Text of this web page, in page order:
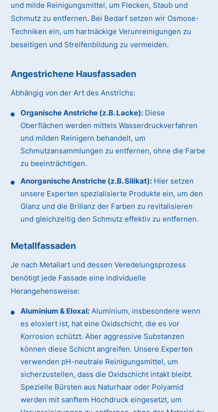
und milde Reinigungsmittel, um Flecken, Staub und
Schmutz zu entfernen. Bei Bedarf setzen wir Osmose-
Techniken ein, um hartnäckige Verunreinigungen zu
beseitigen und Streifenbildung zu vermeiden.
Angestrichene Hausfassaden
Abhängig von der Art des Anstrichs:
Organische Anstriche (z.B. Lacke): Diese
Oberflächen werden mittels Wasserdruckverfahren
und milden Reinigern behandelt, um
Schmutzansammlungen zu entfernen, ohne die Farbe
zu beeinträchtigen.
Anorganische Anstriche (z.B. Silikat): Hier setzen
unsere Experten spezialisierte Produkte ein, um den
Glanz und die Brillanz der Farben zu revitalisieren
und gleichzeitig den Schmutz effektiv zu entfernen.
Metallfassaden
Je nach Metallart und dessen Veredelungsprozess
benötigt jede Fassade eine individuelle
Herangehensweise:
Aluminium & Eloxal: Aluminium, insbesondere wenn
es eloxiert ist, hat eine Oxidschicht, die es vor
Korrosion schützt. Aber aggressive Substanzen
können diese Schicht angreifen. Unsere Experten
verwenden pH-neutrale Reinigungsmittel, um
sicherzustellen, dass die Oxidschicht intakt bleibt.
Spezielle Bürsten aus Naturhaar oder Polyamid
werden mit sanftem Hochdruck eingesetzt, um